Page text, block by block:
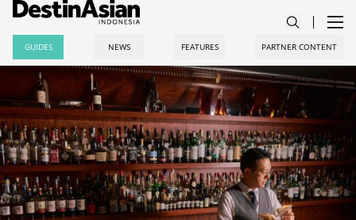
GUIDES NEWS FEATURES PARTNER CONTENT